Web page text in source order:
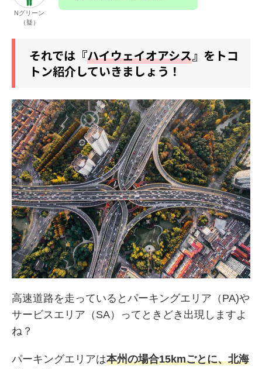
Nグリーン
（疑）
それでは『ハイウェイオアシス』をトコ
トン紹介していきましょう！
高速道路を走っているとパーキングエリア（PA)や
サービスエリア（SA）ってときどき出現しますよ
ね？
パーキングエリアは本州の場合15kmごとに、北海